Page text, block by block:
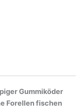
Gummiköder
Forellen fischen